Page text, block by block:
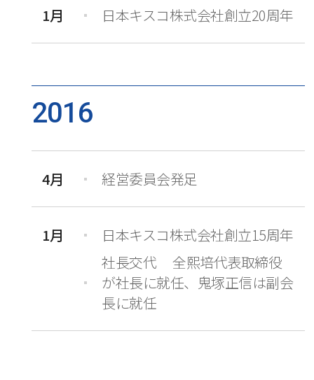
1月 日本キスコ株式会社創立20周年
2016
4月 経営委員会発足
1月
日本キスコ株式会社創立15周年
社長交代 全熙培代表取締役
が社長に就任、鬼塚正信は副会
長に就任